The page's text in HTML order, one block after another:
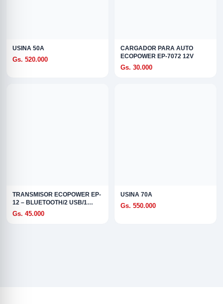
USINA 50A
Gs. 520.000
CARGADOR PARA AUTO
ECOPOWER EP-7072 12V
Gs. 30.000
TRANSMISOR ECOPOWER EP-
12 – BLUETOOTH/2 USB/1
USB-C
Gs. 45.000
USINA 70A
Gs. 550.000